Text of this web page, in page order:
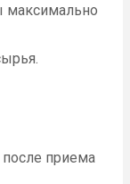
максимально
приема